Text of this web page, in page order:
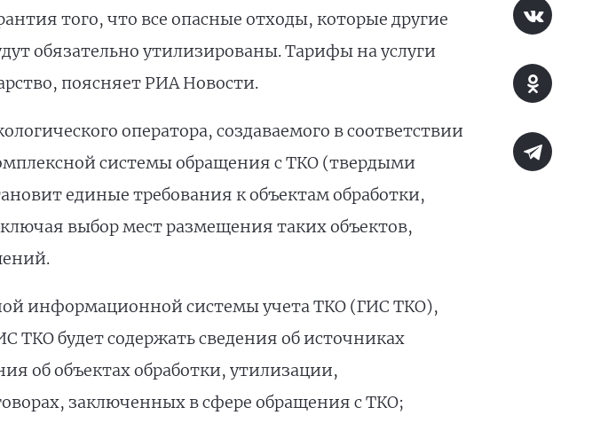
того, что все опасные отходы, которые другие
обязательно утилизированы. Тарифы нa услуги
поясняет РИА Новости.
оператора, создаваемого в соответствии
системы обращения с ТКО (твердыми
единые требования к объектам обработки,
выбор мест размещения таких объектов,
информационной системы учета ТКО (ГИС ТКО),
ТКО будет содержать сведения об источниках
об объектах обработки, утилизации,
заключенных в сфере обращения с ТКО;